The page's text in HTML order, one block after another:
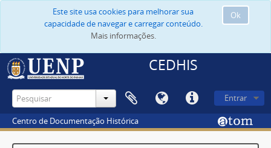
Ok
Este site usa cookies para melhorar sua
capacidade de navegar e carregar conteúdo.
Mais informações.
CEDHIS
Entrar
Centro de Documentação Histórica